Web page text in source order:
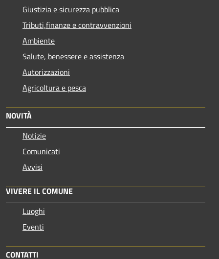
Giustizia e sicurezza pubblica
Tributi,finanze e contravvenzioni
Ambiente
Salute, benessere e assistenza
Autorizzazioni
Agricoltura e pesca
NOVITÀ
Notizie
Comunicati
Avvisi
VIVERE IL COMUNE
Luoghi
Eventi
CONTATTI